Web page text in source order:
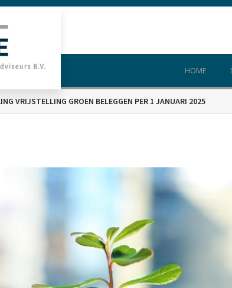
HOME
VRIJSTELLING GROEN BELEGGEN PER 1 JANUARI 2025